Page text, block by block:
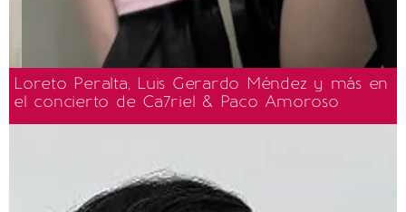
Loreto Peralta, Luis Gerardo Méndez y más en
el concierto de Ca7riel & Paco Amoroso